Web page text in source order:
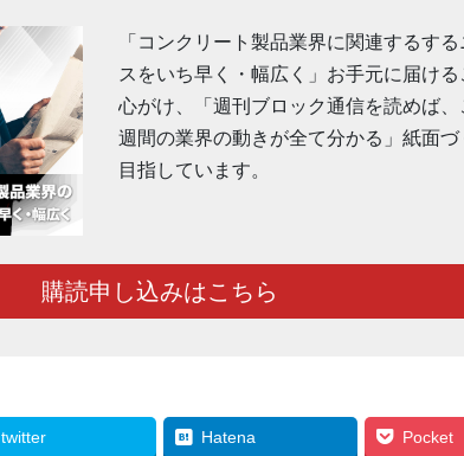
「コンクリート製品業界に関連するする
スをいち早く・幅広く」お手元に届ける
心がけ、「週刊ブロック通信を読めば、
週間の業界の動きが全て分かる」紙面づ
目指しています。
購読申し込みはこちら
twitter Hatena Pocket